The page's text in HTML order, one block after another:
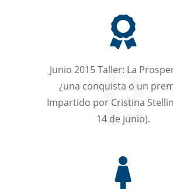
Junio 2015 Taller: La
¿una conquista o un
Impartido por Cristina
14 de junio).